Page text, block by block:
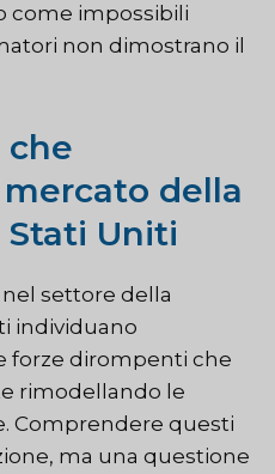
come impossibili
non dimostrano il
che
della
Uniti
settore della
individuano
forze dirompenti che
rimodellando le
Comprendere questi
ma una questione